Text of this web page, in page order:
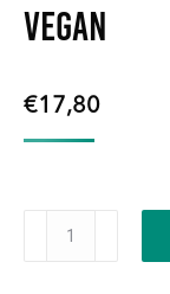
Vegan
€17,80
Protection